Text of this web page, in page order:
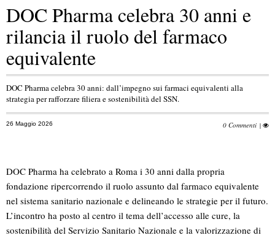
DOC Pharma celebra 30 anni e
rilancia il ruolo del farmaco
equivalente
DOC Pharma celebra 30 anni: dall’impegno sui farmaci equivalenti alla
strategia per rafforzare filiera e sostenibilità del SSN.
26 Maggio 2026 0 Commenti |
DOC Pharma ha celebrato a Roma i 30 anni dalla propria
fondazione ripercorrendo il ruolo assunto dal farmaco equivalente
nel sistema sanitario nazionale e delineando le strategie per il futuro.
L’incontro ha posto al centro il tema dell’accesso alle cure, la
sostenibilità del Servizio Sanitario Nazionale e la valorizzazione di